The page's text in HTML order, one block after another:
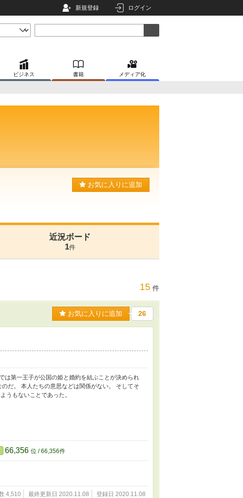
新規登録 ログイン
ビジネス 書籍 メディア化
お気に入りに追加
近況ボード
1件
15 件
お気に入りに追加 26
第一王子が公国の姫と婚約を結ぶことが決められ
だ。 本人たちの意思などは関係がない。 そしてそ
うもないことであった。
66,356 位 / 66,356件
4,510 最終更新日 2020.11.08 登録日 2020.11.08